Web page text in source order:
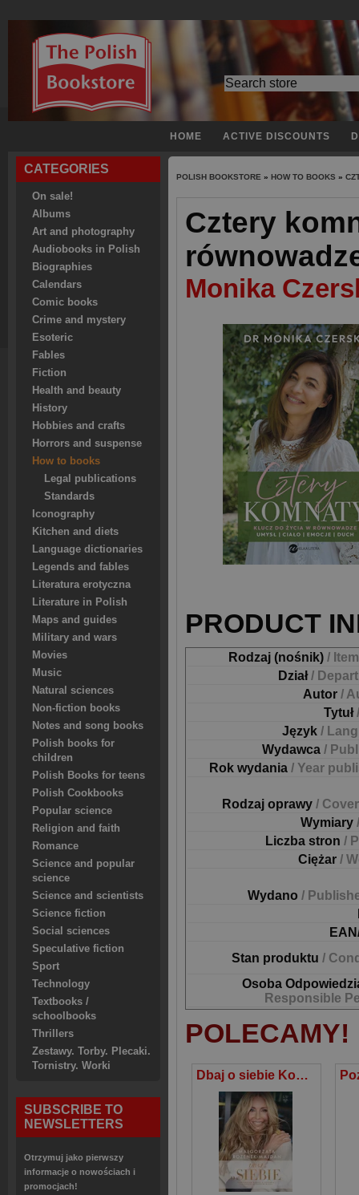
HOME ACTIVE DISCOUNTS
CATEGORIES
On sale!
Albums
Art and photography
Audiobooks in Polish
Biographies
Calendars
Comic books
Crime and mystery
Esoteric
Fables
Fiction
Health and beauty
History
Hobbies and crafts
Horrors and suspense
How to books
Legal publications
Standards
Iconography
Kitchen and diets
Language dictionaries
Legends and fables
Literatura erotyczna
Literature in Polish
Maps and guides
Military and wars
Movies
Music
Natural sciences
Non-fiction books
Notes and song books
Polish books for
children
Polish Books for teens
Polish Cookbooks
Popular science
Religion and faith
Romance
Science and popular
science
Science and scientists
Science fiction
Social sciences
Speculative fiction
Sport
Technology
Textbooks /
schoolbooks
Thrillers
Zestawy. Torby. Plecaki.
Tornistry. Worki
SUBSCRIBE TO
NEWSLETTERS
Otrzymuj jako pierwszy
informacje o nowościach i
promocjach!
POLISH BOOKSTORE » HOW TO BOOKS »
Cztery
Monika
PRODUCT
Rodzaj (nośnik) /
Dział/
Autor /
Tytuł
Język /
Wydawca /
Rok wydania / Year
Rodzaj oprawy /
Wymiary
Liczba stron /
Ciężar /
Wydano /
Stan produktu /
Osoba
Responsible
POLECAMY!
Dbaj o siebie Kompendium wiedzy o zdrowiu dla kobiet w każdym wieku